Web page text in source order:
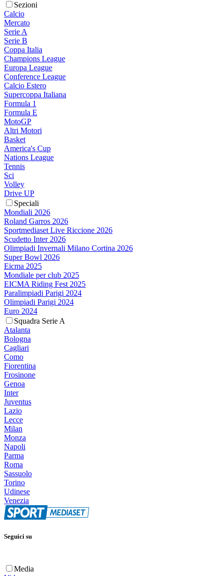
Sezioni
Calcio
Mercato
Serie A
Serie B
Coppa Italia
Champions League
Europa League
Conference League
Calcio Estero
Supercoppa Italiana
Formula 1
Formula E
MotoGP
Altri Motori
Basket
America's Cup
Nations League
Tennis
Sci
Volley
Drive UP
Speciali
Mondiali 2026
Roland Garros 2026
Sportmediaset Live Riccione 2026
Scudetto Inter 2026
Olimpiadi Invernali Milano Cortina 2026
Super Bowl 2026
Eicma 2025
Mondiale per club 2025
EICMA Riding Fest 2025
Paralimpiadi Parigi 2024
Olimpiadi Parigi 2024
Euro 2024
Squadra Serie A
Atalanta
Bologna
Cagliari
Como
Fiorentina
Frosinone
Genoa
Inter
Juventus
Lazio
Lecce
Milan
Monza
Napoli
Parma
Roma
Sassuolo
Torino
Udinese
Venezia
Seguici su
Media